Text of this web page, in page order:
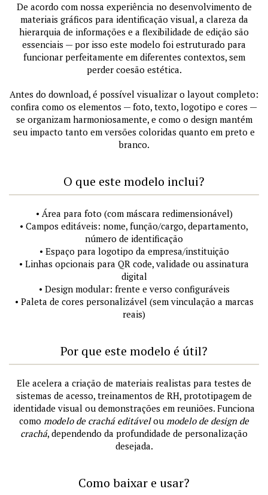
De acordo com nossa experiência no desenvolvimento de
materiais gráficos para identificação visual, a clareza da
hierarquia de informações e a flexibilidade de edição são
essenciais — por isso este modelo foi estruturado para
funcionar perfeitamente em diferentes contextos, sem
perder coesão estética.
Antes do download, é possível visualizar o layout completo:
confira como os elementos — foto, texto, logotipo e cores —
se organizam harmoniosamente, e como o design mantém
seu impacto tanto em versões coloridas quanto em preto e
branco.
O que este modelo inclui?
• Área para foto (com máscara redimensionável)
• Campos editáveis: nome, função/cargo, departamento,
número de identificação
• Espaço para logotipo da empresa/instituição
• Linhas opcionais para QR code, validade ou assinatura
digital
• Design modular: frente e verso configuráveis
• Paleta de cores personalizável (sem vinculação a marcas
reais)
Por que este modelo é útil?
Ele acelera a criação de materiais realistas para testes de
sistemas de acesso, treinamentos de RH, prototipagem de
identidade visual ou demonstrações em reuniões. Funciona
como modelo de crachá editávelou modelo de design de
crachá, dependendo da profundidade de personalização
desejada.
Como baixar e usar?